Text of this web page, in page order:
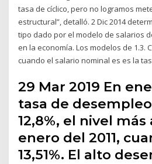
tasa de cíclico, pero no logramos
estructural”, detalló. 2 Dic 2014
tipo dado por el modelo de salarios
en la economía. Los modelos de 1.3.
cuando el salario nominal es es la
29 Mar 2019 En
tasa de
12,8%, el nivel
enero del 2011,
13,51%. El alto